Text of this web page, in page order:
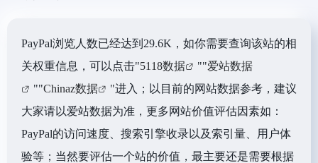
PayPal浏览人数已经达到29.6K，如你需要查询该站的相
关权重信息，可以点击"5118数据 ""爱站数据
""Chinaz数据
"进入；以目前的网站数据参考，建议
大家请以爱站数据为准，更多网站价值评估因素如：
PayPal的访问速度、搜索引擎收录以及索引量、用户体
验等；当然要评估一个站的价值，最主要还是需要根据